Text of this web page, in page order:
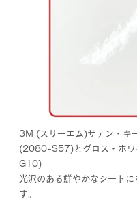
3M (スリーエム)サテン・キ
(2080-S57)とグロス・ホ
G10)
光沢のある鮮やかなシートに
す。